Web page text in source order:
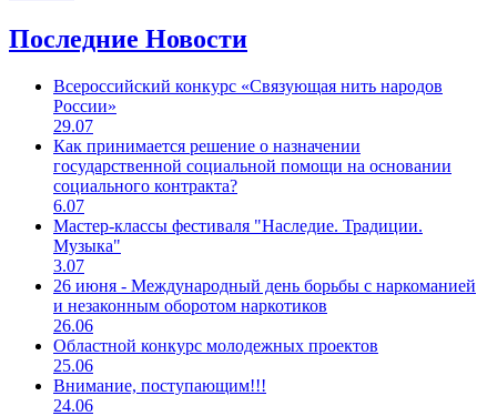
Последние Новости
Всероссийский конкурс «Связующая нить народов
России»
29.07
Как принимается решение о назначении
государственной социальной помощи на основании
социального контракта?
6.07
Мастер-классы фестиваля "Наследие. Традиции.
Музыка"
3.07
26 июня - Международный день борьбы с наркоманией
и незаконным оборотом наркотиков
26.06
Областной конкурс молодежных проектов
25.06
Внимание, поступающим!!!
24.06